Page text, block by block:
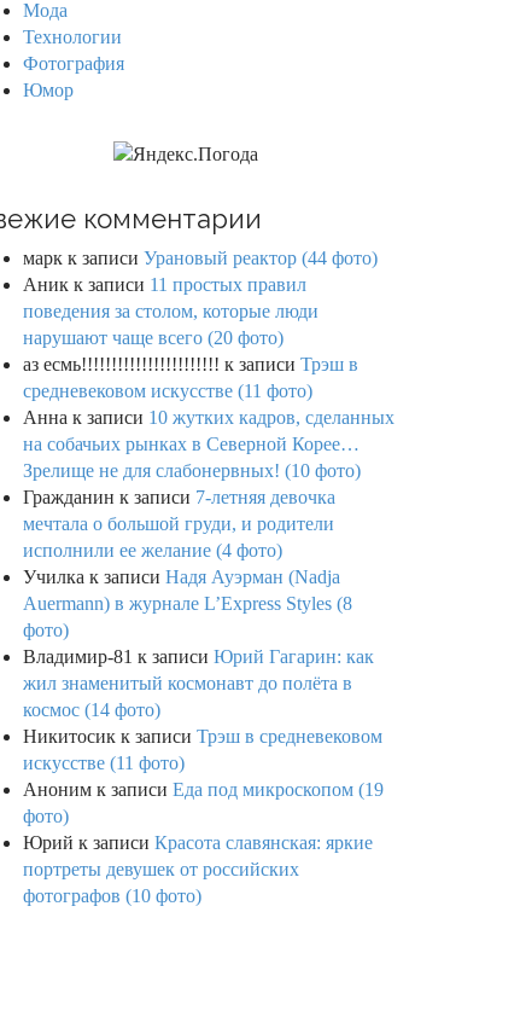
Мода
Технологии
Фотография
Юмор
комментарии
марк к записи Урановый реактор (44 фото)
Аник к записи 11 простых правил
поведения за столом, которые люди
нарушают чаще всего (20 фото)
аз есмь!!!!!!!!!!!!!!!!!!!!!!! к записи Трэш в
средневековом искусстве (11 фото)
Анна к записи 10 жутких кадров, сделанных
на собачьих рынках в Северной Корее…
Зрелище не для слабонервных! (10 фото)
Гражданин к записи 7-летняя девочка
мечтала о большой груди, и родители
исполнили ее желание (4 фото)
Училка к записи Надя Ауэрман (Nadja
Auermann) в журнале L’Express Styles (8
фото)
Владимир-81 к записи Юрий Гагарин: как
жил знаменитый космонавт до полёта в
космос (14 фото)
Никитосик к записи Трэш в средневековом
искусстве (11 фото)
Аноним к записи Еда под микроскопом (19
фото)
Юрий к записи Красота славянская: яркие
портреты девушек от российских
фотографов (10 фото)